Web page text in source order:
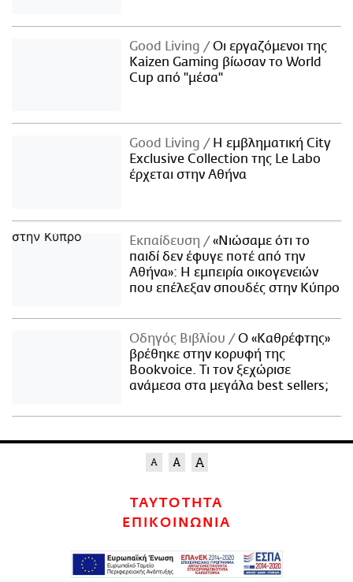
Good Living
Οι εργαζόμενοι της
Kaizen Gaming βίωσαν το World
Cup από "μέσα"
Good Living
Η εμβληματική City
Exclusive Collection της Le Labo
έρχεται στην Αθήνα
Εκπαίδευση
«Νιώσαμε ότι το
παιδί δεν έφυγε ποτέ από την
Αθήνα»: Η εμπειρία οικογενειών
που επέλεξαν σπουδές στην Κύπρο
Οδηγός Βιβλίου
Ο «Καθρέφτης»
βρέθηκε στην κορυφή της
Bookvoice. Τι τον ξεχώρισε
ανάμεσα στα μεγάλα best sellers;
ΤΑΥΤΟΤΗΤΑ
ΕΠΙΚΟΙΝΩΝΙΑ